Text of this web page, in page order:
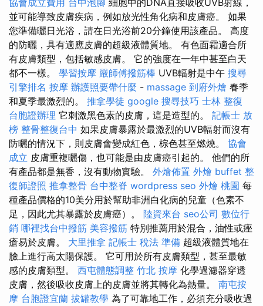
協會成立費用 台中泡腳 細胞中的DNA直接吸收UVB射線，
並可能導致皮膚疾病，例如放光性角化病和皮膚癌。 如果
您準備曬日光浴，請在日光浴前20分鐘使用該產品。 高度
的防曬，具有適應皮膚的超級液體質地。 有色面霜適合所
有皮膚類型，包括敏感皮膚。 它的強度在一年中甚至白天
都不一樣。 學習按摩 嚴師傅撥筋棒 UVB輻射是中午 搜尋
引擎排名 按摩 辦護照要帶什麼 - massage 到府外燴 春季
和夏季最激烈的。 推拿學徒 google 搜尋技巧 士林 整復
台胞證辦理 它刺激黑色素的皮膚，這是造型的。 記帳士 放
榜 整骨整復台中 如果皮膚暴露於最激烈的UVB輻射而沒有
防曬的情況下，則皮膚會變成紅色，棕色甚至燃燒。 協會
成立 皮膚重複曬傷，也可能是由皮膚癌引起的。 他們的所
有產品都是無香，沒有動物實驗。 外燴佈置 外燴 buffet 整
復師證照 推拿整骨 台中整脊 wordpress seo 外燴 桃園 每
種產品價格的10美分用於幫助非洲白化病的兒童（色素不
足，因此尤其暴露於皮膚癌）。 陸資來台 seo公司 數位行
銷 哪裡找台中撥筋 美容撥筋 特別推薦用於混合，油性或痤
瘡易於皮膚。 大里推拿 記帳士 稅法 準備 超級液體質地在
臉上進行高太陽保護。 它可用於所有皮膚類型，甚至最敏
感的皮膚類型。 西屯體態調整 竹北 按摩 化學過濾器穿透
皮膚，然後吸收皮膚上的皮膚並將其轉化為熱量。 南屯按
摩 台胞證宜蘭 拔罐教學 為了可靠地工作，必須充分吸收過